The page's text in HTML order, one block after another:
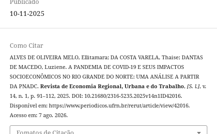
10-11-2025
Como Citar
ALVES DE OLIVEIRA MELO, Ellitamara; DA COSTA VARELA, Thaise; DANTAS
DE MACEDO, Luziene. A PANDEMIA DE COVID-19 E SEUS IMPACTOS
SOCIOECONÔMICOS NO RIO GRANDE DO NORTE: UMA ANÁLISE A PARTIR
DA PNADC. Revista de Economia Regional, Urbana e do Trabalho, [S. l.], v.
14, n. 1, p. 91–112, 2025. DOI: 10.21680/2316-5235.2025v14n1ID42016.
Disponível em: https://www.periodicos.ufrn.br/rerut/article/view/42016.
Acesso em: 7 ago. 2026.